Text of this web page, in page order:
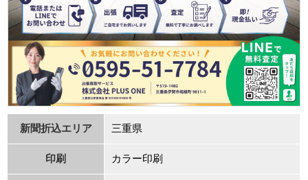
新聞折込エリア 三重県
印刷 カラー印刷